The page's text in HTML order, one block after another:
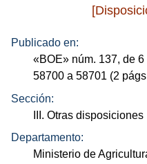
Publicado en:
«BOE» núm. 137, de
58700 a 58701 (2
Sección:
III. Otras disposiciones
Departamento:
Ministerio de